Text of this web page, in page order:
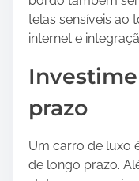
telas sensíveis ao
internet e
prazo
Um carro de luxo
de longo prazo.